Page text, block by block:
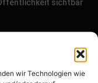
wir Technologien wie
sichtbar